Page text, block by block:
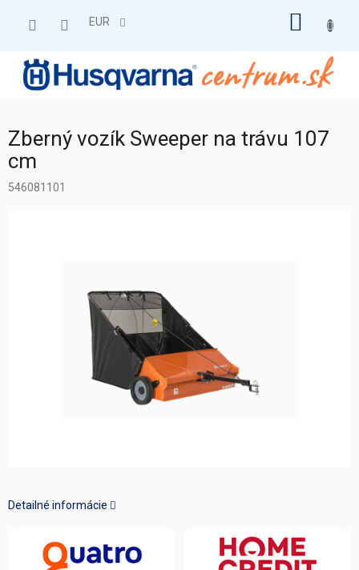
EUR
Zberný vozík Sweeper na trávu 107
cm
546081101
Detailné informácie